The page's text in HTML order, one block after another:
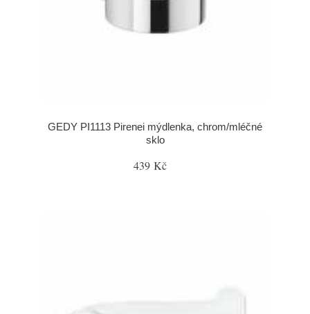
GEDY PI1113 Pirenei mýdlenka, chrom/mléčné
sklo
439 Kč